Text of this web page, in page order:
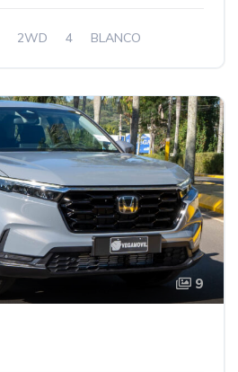
2WD 4 BLANCO
9